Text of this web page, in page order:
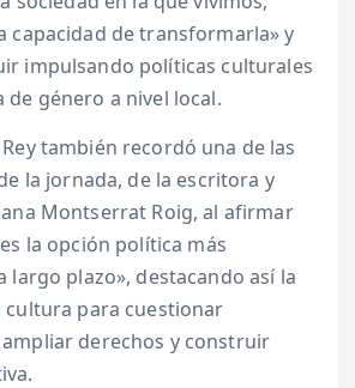
capacidad de transformarla» y
impulsando políticas culturales
de género a nivel local.
también recordó una de las
la jornada, de la escritora y
Montserrat Roig, al afirmar
la opción política más
largo plazo», destacando así la
cultura para cuestionar
derechos y construir